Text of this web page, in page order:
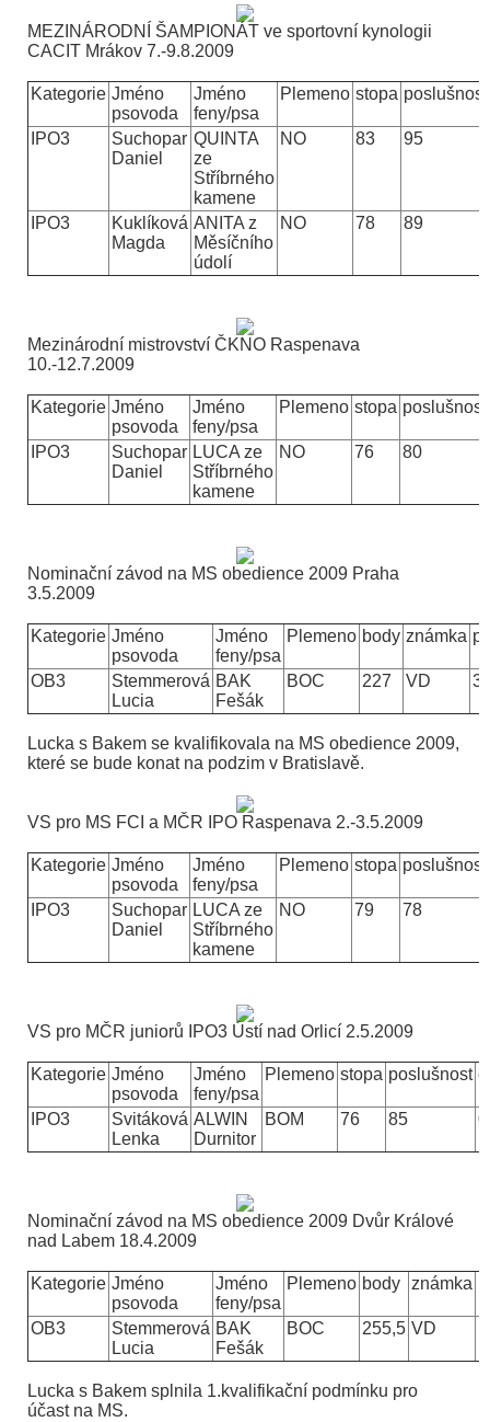
MEZINÁRODNÍ ŠAMPIONÁT ve sportovní kynologii
CACIT Mrákov7.-9.8.2009
Kategorie Jméno
psovoda
Jméno
feny/psa
Plemeno stopa poslušnost
IPO3
Suchopar
Daniel
QUINTA
ze
Stříbrného
kamene
NO 83 95
IPO3
Kuklíková
Magda
ANITA z
Měsíčního
údolí
NO 78 89
Mezinárodní mistrovství ČKNO Raspenava
10.-12.7.2009
Kategorie Jméno
psovoda
Jméno
feny/psa
Plemeno stopa poslušnost
IPO3
Suchopar
Daniel
LUCA ze
Stříbrného
kamene
NO 76 80
Nominační závod na MS obedience 2009 Praha
3.5.2009
Kategorie Jméno
psovoda
Jméno
feny/psa
Plemeno body známka
OB3
Stemmerová
Lucia
BAK
Fešák
BOC 227 VD 3.
Lucka s Bakem se kvalifikovala na MS obedience 2009,
které se bude konat na podzim v Bratislavě.
VS pro MS FCI a MČR IPO Raspenava 2.-3.5.2009
Kategorie Jméno
psovoda
Jméno
feny/psa
Plemeno stopa poslušnost
IPO3
Suchopar
Daniel
LUCA ze
Stříbrného
kamene
NO 79 78
VS pro MČR juniorů IPO3 Ústí nad Orlicí 2.5.2009
Kategorie Jméno
psovoda
Jméno
feny/psa
Plemeno stopa poslušnost
IPO3
Svitáková
Lenka
ALWIN
Durnitor
BOM 76 85 0
Nominační závod na MS obedience 2009 Dvůr Králové
nad Labem 18.4.2009
Kategorie Jméno
psovoda
Jméno
feny/psa
Plemeno body známka
OB3
Stemmerová
Lucia
BAK
Fešák
BOC 255,5 VD
Lucka s Bakem splnila 1.kvalifikační podmínku pro
účast na MS.